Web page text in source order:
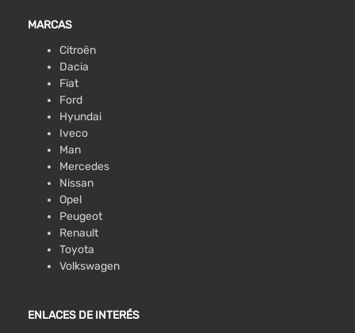
MARCAS
Citroën
Dacia
Fiat
Ford
Hyundai
Iveco
Man
Mercedes
Nissan
Opel
Peugeot
Renault
Toyota
Volkswagen
ENLACES DE INTERÉS